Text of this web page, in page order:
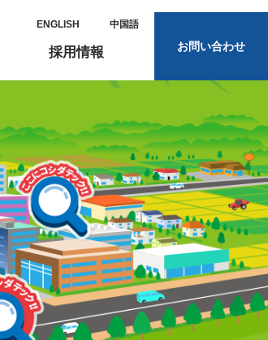
採用情報
ENGLISH 中国語
お問い合わせ